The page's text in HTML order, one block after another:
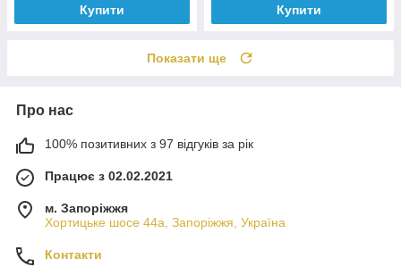
Купити Купити
Показати ще
Про нас
100% позитивних з 97 відгуків за рік
Працює з 02.02.2021
м. Запоріжжя
Хортицьке шосе 44а, Запоріжжя, Україна
Контакти